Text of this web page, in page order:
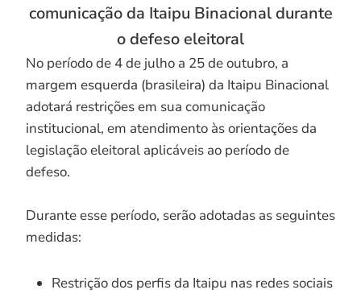
comunicação da Itaipu Binacional durante
o defeso eleitoral
No período de 4 de julho a 25 de outubro, a
margem esquerda (brasileira) da Itaipu Binacional
adotará restrições em sua comunicação
institucional, em atendimento às orientações da
legislação eleitoral aplicáveis ao período de
defeso.
Durante esse período, serão adotadas as seguintes
medidas:
Restrição dos perfis da Itaipu nas redes sociais